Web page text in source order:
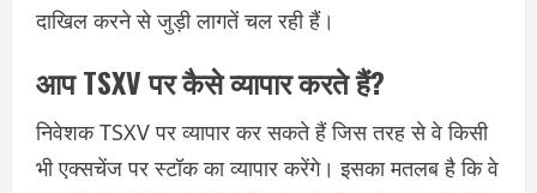
दाखिल करने से जुड़ी लागतें चल रही हैं।
आप TSXV पर कैसे व्यापार करते हैं?
निवेशक TSXV पर व्यापार कर सकते हैं जिस तरह से वे किसी
भी एक्सचेंज पर स्टॉक का व्यापार करेंगे। इसका मतलब है कि वे